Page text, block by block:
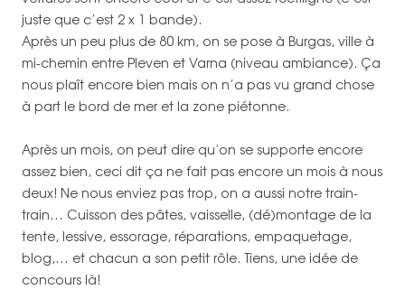
juste que c’est 2 x 1 bande).
Après un peu plus de 80 km, on se pose à Burgas, ville à
mi-chemin entre Pleven et Varna (niveau ambiance). Ça
nous plaît encore bien mais on n’a pas vu grand chose
à part le bord de mer et la zone piétonne.
Après un mois, on peut dire qu’on se supporte encore
assez bien, ceci dit ça ne fait pas encore un mois à nous
deux! Ne nous enviez pas trop, on a aussi notre train-
train… Cuisson des pâtes, vaisselle, (dé)montage de la
tente, lessive, essorage, réparations, empaquetage,
blog,… et chacun a son petit rôle. Tiens, une idée de
concours là!